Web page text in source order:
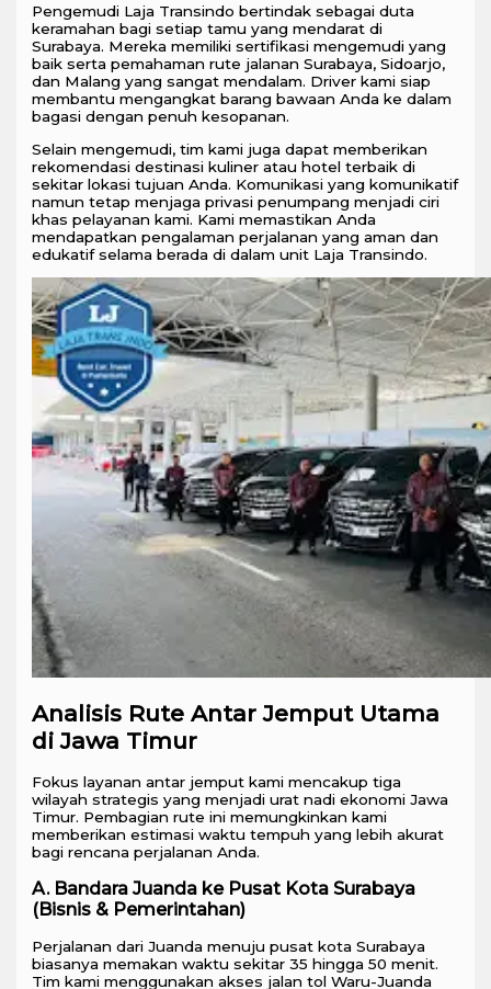
Pengemudi Laja Transindo bertindak sebagai duta
keramahan bagi setiap tamu yang mendarat di
Surabaya. Mereka memiliki sertifikasi mengemudi yang
baik serta pemahaman rute jalanan Surabaya, Sidoarjo,
dan Malang yang sangat mendalam. Driver kami siap
membantu mengangkat barang bawaan Anda ke dalam
bagasi dengan penuh kesopanan.
Selain mengemudi, tim kami juga dapat memberikan
rekomendasi destinasi kuliner atau hotel terbaik di
sekitar lokasi tujuan Anda. Komunikasi yang komunikatif
namun tetap menjaga privasi penumpang menjadi ciri
khas pelayanan kami. Kami memastikan Anda
mendapatkan pengalaman perjalanan yang aman dan
edukatif selama berada di dalam unit Laja Transindo.
Analisis Rute Antar Jemput Utama
di Jawa Timur
Fokus layanan antar jemput kami mencakup tiga
wilayah strategis yang menjadi urat nadi ekonomi Jawa
Timur. Pembagian rute ini memungkinkan kami
memberikan estimasi waktu tempuh yang lebih akurat
bagi rencana perjalanan Anda.
A. Bandara Juanda ke Pusat Kota Surabaya
(Bisnis & Pemerintahan)
Perjalanan dari Juanda menuju pusat kota Surabaya
biasanya memakan waktu sekitar 35 hingga 50 menit.
Tim kami menggunakan akses jalan tol Waru-Juanda